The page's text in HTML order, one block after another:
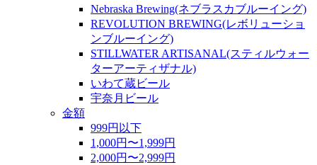
Nebraska Brewing(ネブラスカブルーイング)
REVOLUTION BREWING(レボリューショ
ンブルーイング)
STILLWATER ARTISANAL(スティルウォー
ターアーティザナル)
いわて蔵ビール
宇奈月ビール
金額
999円以下
1,000円〜1,999円
2,000円〜2,999円